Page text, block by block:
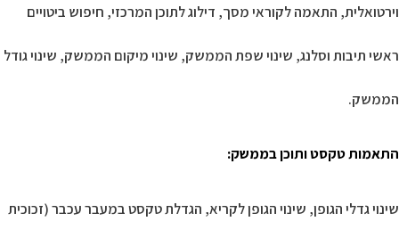
וירטואלית, התאמה לקוראי מסך, דילוג לתוכן המרכזי, חיפוש ביטויים
ראשי תיבות וסלנג, שינוי שפת הממשק, שינוי מיקום הממשק, שינוי גודל
הממשק.
התאמות טקסט ותוכן בממשק:
שינוי גדלי הגופן, שינוי הגופן לקריא, הגדלת טקסט במעבר עכבר (זכוכית